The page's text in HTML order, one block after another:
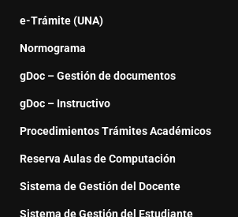
e-Trámite (UNA)
Normograma
gDoc – Gestión de documentos
gDoc – Instructivo
Procedimientos Trámites Académicos
Reserva Aulas de Computación
Sistema de Gestión del Docente
Sistema de Gestión del Estudiante